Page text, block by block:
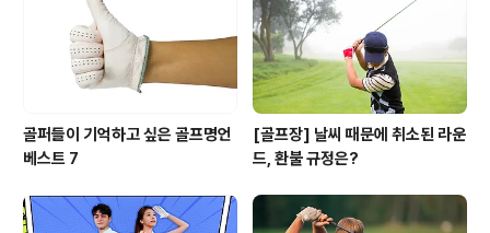
골퍼들이 기억하고 싶은 골프명언
베스트 7
[골프장] 날씨 때문에 취소된 라운
드, 환불 규정은?